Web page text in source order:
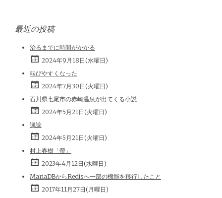
最近の投稿
治るまでに時間がかかる
2024年9月18日(水曜日)
転びやすくなった
2024年7月30日(火曜日)
石川県七尾市の赤崎温泉が出てくる小説
2024年5月21日(火曜日)
諷諭
2024年5月21日(火曜日)
村上春樹「螢」
2023年4月12日(水曜日)
MariaDBからRedisへ一部の機能を移行したこと
2017年11月27日(月曜日)